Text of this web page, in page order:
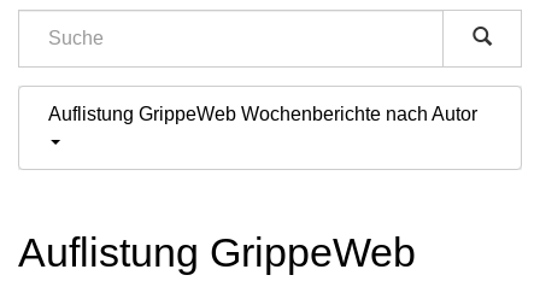
der
Auflistung GrippeWeb Wochenberichte nach Autor
Auflistung GrippeWeb